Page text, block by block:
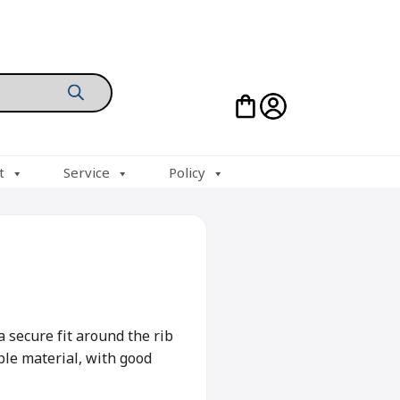
Service Policy
secure fit around the rib
material, with good